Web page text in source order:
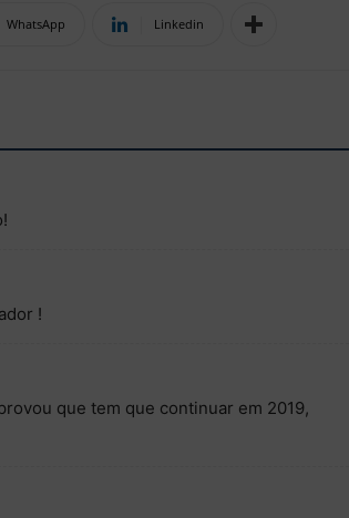
WhatsApp Linkedin
!
que tem que continuar em 2019,